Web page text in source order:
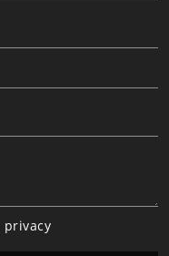
privacy